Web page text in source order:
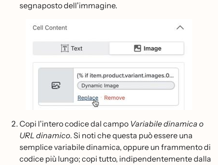
segnaposto dell'immagine.
Copi l'intero codice dal campo Variabile dinamica o
URL dinamico. Si noti che questa può essere una
semplice variabile dinamica, oppure un frammento di
codice più lungo; copi tutto, indipendentemente dalla